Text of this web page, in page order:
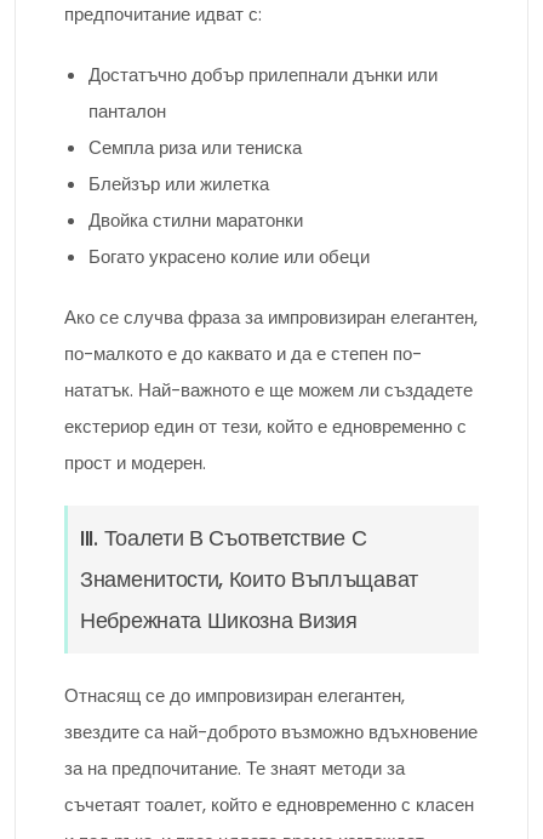
предпочитание идват с:
Достатъчно добър прилепнали дънки или
панталон
Семпла риза или тениска
Блейзър или жилетка
Двойка стилни маратонки
Богато украсено колие или обеци
Ако се случва фраза за импровизиран елегантен,
по-малкото е до каквато и да е степен по-
нататък. Най-важното е ще можем ли създадете
екстериор един от тези, който е едновременно с
прост и модерен.
III. Тоалети В Съответствие С
Знаменитости, Които Въплъщават
Небрежната Шикозна Визия
Отнасящ се до импровизиран елегантен,
звездите са най-доброто възможно вдъхновение
за на предпочитание. Те знаят методи за
съчетаят тоалет, който е едновременно с класен